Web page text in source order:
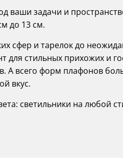
ваши задачи и
до 13 см.
сфер и тарелок до
для стильных прихожих и
А всего форм плафонов
вкус.
светильники на любой